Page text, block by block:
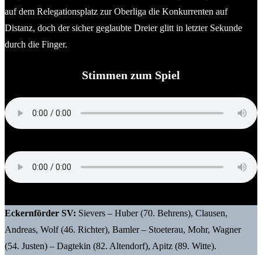
auf dem Relegationsplatz zur Oberliga die Konkurrenten auf
Distanz, doch der sicher geglaubte Dreier glitt in letzter Sekunde
durch die Finger.
Stimmen zum Spiel
Eckernförder SV: Sievers – Huber (70. Behrens), Clausen,
Andreas, Wolf (46. Richter), Bamler – Stoeterau, Mohr, Wagner
(54. Justen) – Dagtekin (82. Altendorf), Apitz (89. Witte).